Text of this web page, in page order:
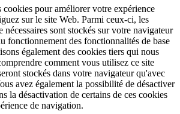
cookies pour améliorer votre expérience
sur le site Web. Parmi ceux-ci, les
nécessaires sont stockés sur votre navigateur
fonctionnement des fonctionnalités de base
également des cookies tiers qui nous
comment vous utilisez ce site
stockés dans votre navigateur qu'avec
avez également la possibilité de désactiver
la désactivation de certains de ces cookies
de navigation.